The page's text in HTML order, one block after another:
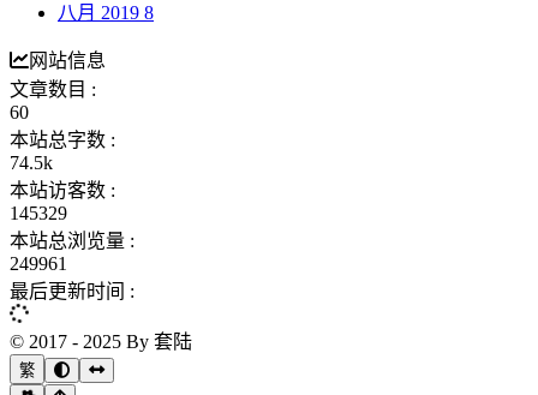
八月 2019 8
网站信息
文章数目 :
60
本站总字数 :
74.5k
本站访客数 :
145329
本站总浏览量 :
249961
最后更新时间 :
© 2017 - 2025 By 套陆
繁